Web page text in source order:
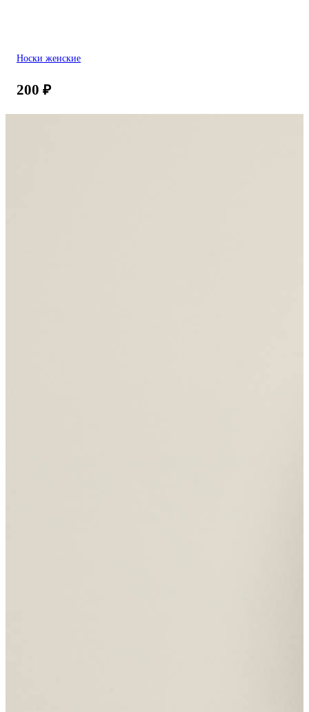
Носки женские
200 ₽